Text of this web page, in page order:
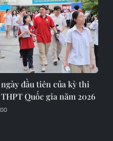
đầu tiên của kỳ thi
Quốc gia năm 2026